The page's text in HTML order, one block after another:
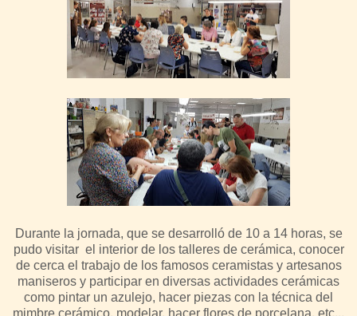
Durante la jornada, que se desarrolló de 10 a 14 horas, se
pudo visitar el interior de los talleres de cerámica, conocer
de cerca el trabajo de los famosos ceramistas y artesanos
maniseros y participar en diversas actividades cerámicas
como pintar un azulejo, hacer piezas con la técnica del
mimbre cerámico, modelar, hacer flores de porcelana, etc...